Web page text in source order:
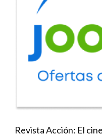
Revista Acción: El